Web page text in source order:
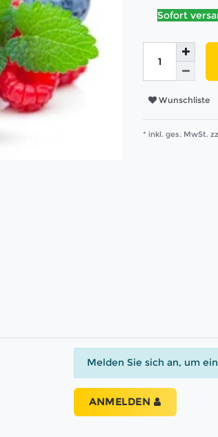
Sofort
Wunschliste
* inkl. ges. MwSt.
Melden Sie sich an, um
ANMELDEN